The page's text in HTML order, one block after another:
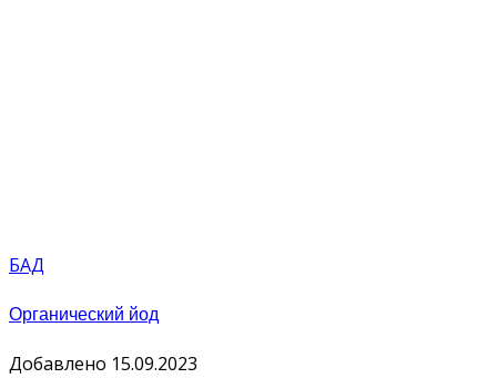
БАД
Органический йод
Добавлено 15.09.2023